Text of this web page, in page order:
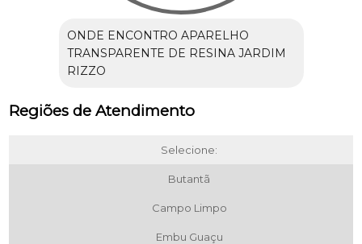
ONDE ENCONTRO APARELHO
TRANSPARENTE DE RESINA JARDIM
RIZZO
Regiões de Atendimento
Selecione:
Butantã
Campo Limpo
Embu Guaçu